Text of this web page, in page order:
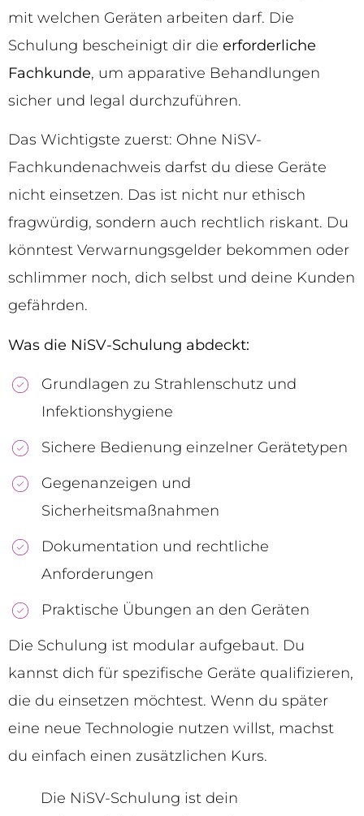
mit welchen Geräten arbeiten darf. Die
Schulung bescheinigt dir die erforderliche
Fachkunde, um apparative Behandlungen
sicher und legal durchzuführen.
Das Wichtigste zuerst: Ohne NiSV-
Fachkundenachweis darfst du diese Geräte
nicht einsetzen. Das ist nicht nur ethisch
fragwürdig, sondern auch rechtlich riskant. Du
könntest Verwarnungsgelder bekommen oder
schlimmer noch, dich selbst und deine Kunden
gefährden.
Was die NiSV-Schulung abdeckt:
Grundlagen zu Strahlenschutz und
Infektionshygiene
Sichere Bedienung einzelner Gerätetypen
Gegenanzeigen und
Sicherheitsmaßnahmen
Dokumentation und rechtliche
Anforderungen
Praktische Übungen an den Geräten
Die Schulung ist modular aufgebaut. Du
kannst dich für spezifische Geräte qualifizieren,
die du einsetzen möchtest. Wenn du später
eine neue Technologie nutzen willst, machst
du einfach einen zusätzlichen Kurs.
Die NiSV-Schulung ist dein